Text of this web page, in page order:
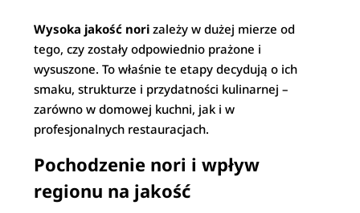
Wysoka jakość nori zależy w dużej mierze od
tego, czy zostały odpowiednio prażone i
wysuszone. To właśnie te etapy decydują o ich
smaku, strukturze i przydatności kulinarnej –
zarówno w domowej kuchni, jak i w
profesjonalnych restauracjach.
Pochodzenie nori i wpływ
regionu na jakość